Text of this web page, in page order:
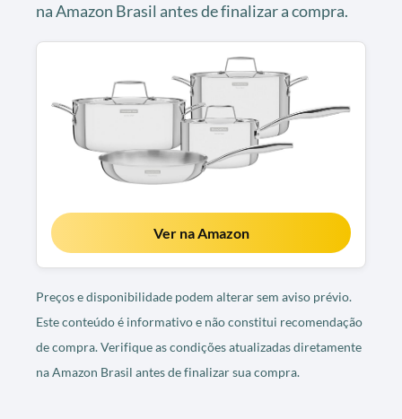
na Amazon Brasil antes de finalizar a compra.
Ver na Amazon
Preços e disponibilidade podem alterar sem aviso prévio.
Este conteúdo é informativo e não constitui recomendação
de compra. Verifique as condições atualizadas diretamente
na Amazon Brasil antes de finalizar sua compra.